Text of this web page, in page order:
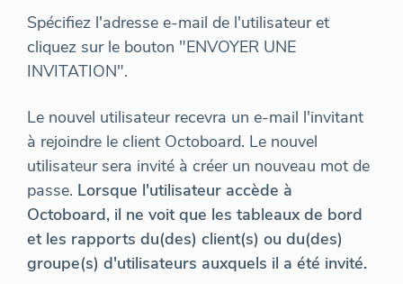
Spécifiez l'adresse e-mail de l'utilisateur et
cliquez sur le bouton "ENVOYER UNE
INVITATION".
Le nouvel utilisateur recevra un e-mail l'invitant
à rejoindre le client Octoboard. Le nouvel
utilisateur sera invité à créer un nouveau mot de
passe. Lorsque l'utilisateur accède à
Octoboard, il ne voit que les tableaux de bord
et les rapports du(des) client(s) ou du(des)
groupe(s) d'utilisateurs auxquels il a été invité.